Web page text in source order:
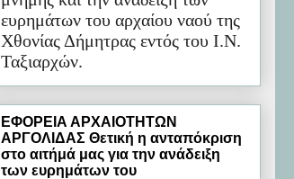
ευρημάτων του αρχαίου ναού της
Χθονίας Δήμητρας εντός του Ι.Ν.
Ταξιαρχών.
ΕΦΟΡΕΙΑ ΑΡΧΑΙΟΤΗΤΩΝ
ΑΡΓΟΛΙΔΑΣ Θετική η ανταπόκριση
στο αιτήμά μας για την ανάδειξη
των ευρημάτων του